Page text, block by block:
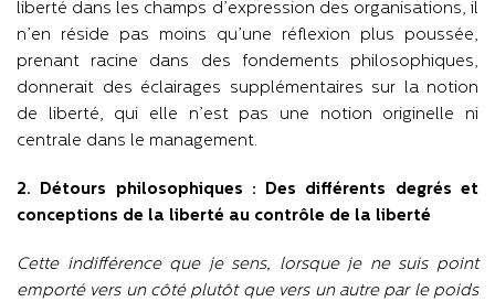
liberté dans les champs d’expression des organisations, il
n’en réside pas moins qu’une réflexion plus poussée,
prenant racine dans des fondements philosophiques,
donnerait des éclairages supplémentaires sur la notion
de liberté, qui elle n’est pas une notion originelle ni
centrale dans le management.
2. Détours philosophiques : Des différents degrés et
conceptions de la liberté au contrôle de la liberté
Cette indifférence que je sens, lorsque je ne suis point
emporté vers un côté plutôt que vers un autre par le poids